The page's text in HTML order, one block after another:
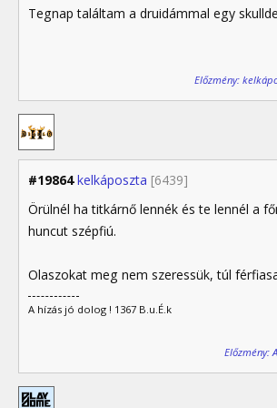
Tegnap találtam a druidámmal egy
Előzmény:
#19864 kelkáposzta [6439]
Örülnél ha titkárnő lennék és te lennél a
huncut szépfiú.
Olaszokat meg nem szeressük, túl
A hízás jó dolog ! 1367 B.u.É.k
Előzmény: